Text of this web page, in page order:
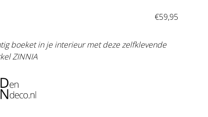
€59,95
boeket in je interieur met deze zelfklevende
ZINNIA